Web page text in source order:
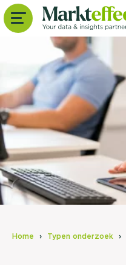
Home Typen onderzoek